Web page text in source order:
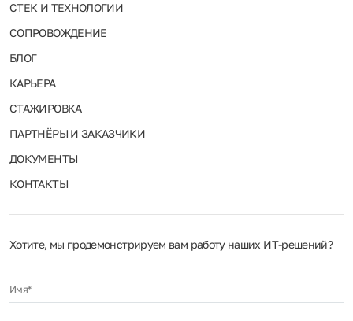
СТЕК И ТЕХНОЛОГИИ
СОПРОВОЖДЕНИЕ
БЛОГ
КАРЬЕРА
СТАЖИРОВКА
ПАРТНЁРЫ И ЗАКАЗЧИКИ
ДОКУМЕНТЫ
КОНТАКТЫ
Хотите, мы продемонстрируем вам работу наших ИТ‑решений?
Имя*